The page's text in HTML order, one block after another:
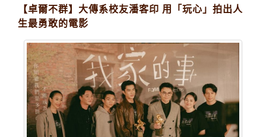
【卓爾不群】大傳系校友潘客印 用「玩心」拍出人
生最勇敢的電影